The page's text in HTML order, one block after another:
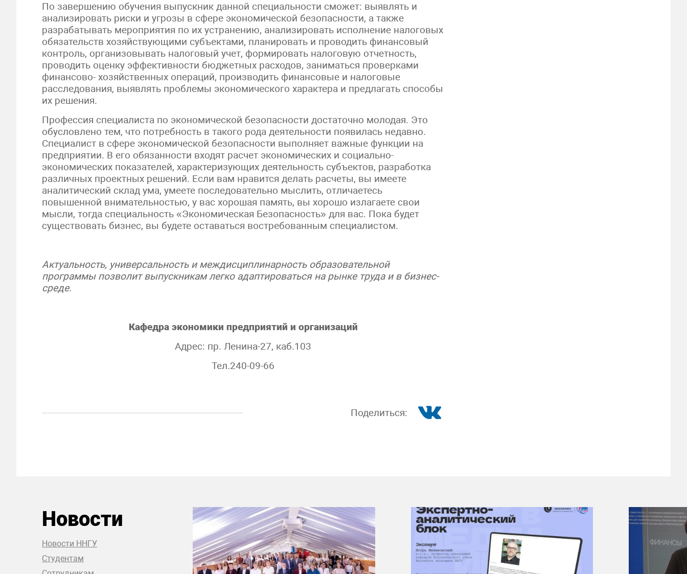
По завершению обучения выпускник данной специальности сможет: выявлять и
анализировать риски и угрозы в сфере экономической безопасности, а также
разрабатывать мероприятия по их устранению, анализировать исполнение налоговых
обязательств хозяйствующими субъектами, планировать и проводить финансовый
контроль, организовывать налоговый учет, формировать налоговую отчетность,
проводить оценку эффективности бюджетных расходов, заниматься проверками
финансово- хозяйственных операций, производить финансовые и налоговые
расследования, выявлять проблемы экономического характера и предлагать способы
их решения.
Профессия специалиста по экономической безопасности достаточно молодая. Это
обусловлено тем, что потребность в такого рода деятельности появилась недавно.
Специалист в сфере экономической безопасности выполняет важные функции на
предприятии. В его обязанности входят расчет экономических и социально-
экономических показателей, характеризующих деятельность субъектов, разработка
различных проектных решений. Если вам нравится делать расчеты, вы имеете
аналитический склад ума, умеете последовательно мыслить, отличаетесь
повышенной внимательностью, у вас хорошая память, вы хорошо излагаете свои
мысли, тогда специальность «Экономическая Безопасность» для вас. Пока будет
существовать бизнес, вы будете оставаться востребованным специалистом.
Актуальность, универсальность и междисциплинарность образовательной
программы позволит выпускникам легко адаптироваться на рынке труда и в бизнес-
среде.
Кафедра экономики предприятий и организаций
Адрес: пр. Ленина-27, каб.103
Тел.240-09-66
Поделиться:
Новости
Новости ННГУ
Студентам